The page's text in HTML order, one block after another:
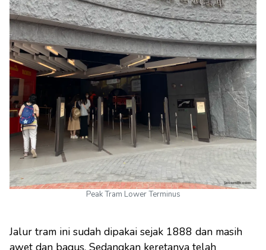
Peak Tram Lower Terminus
Jalur tram ini sudah dipakai sejak 1888 dan masih